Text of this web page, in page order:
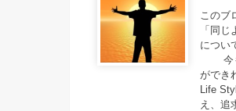
このブ
「同
につい
今も
ができ
Life
え、追